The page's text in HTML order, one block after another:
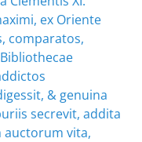
ex Oriente
comparatos,
& genuina
secrevit, addita
vita,